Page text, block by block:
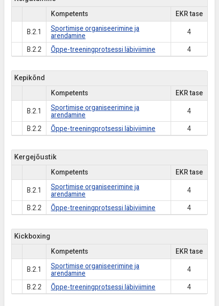
Kompetents EKR tase
B.2.1
Sportimise organiseerimine ja
arendamine
4
B.2.2 Õppe-treeningprotsessi läbiviimine 4
Kepikõnd
Kompetents EKR tase
B.2.1
Sportimise organiseerimine ja
arendamine
4
B.2.2 Õppe-treeningprotsessi läbiviimine 4
Kergejõustik
Kompetents EKR tase
B.2.1
Sportimise organiseerimine ja
arendamine
4
B.2.2 Õppe-treeningprotsessi läbiviimine 4
Kickboxing
Kompetents EKR tase
B.2.1
Sportimise organiseerimine ja
arendamine
4
B.2.2 Õppe-treeningprotsessi läbiviimine 4